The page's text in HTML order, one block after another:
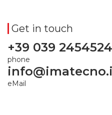
+39 039 2454524
phone
info@imatecno.it
eMail